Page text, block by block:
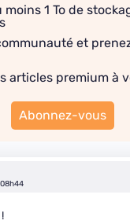
moins 1 To de
et
articles premium à
Abonnez-vous